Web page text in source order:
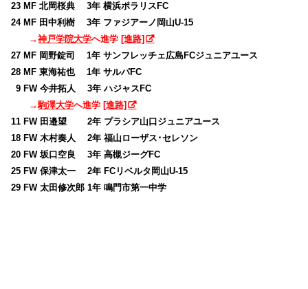
23 MF 北岡桜典 3年 横浜ポラリスFC
24 MF 田中利樹 3年 ファジアーノ岡山U-15
→神戸学院大学へ進学 [進路]
27 MF 岡野錠司 1年 サンフレッチェ広島FCジュニアユース
28 MF 東海祐也 1年 サルパFC
09 FW 今井拓人 3年 ハジャスFC
→駒澤大学へ進学 [進路]
11 FW 田邉望 2年 プラシア山口ジュニアユース
18 FW 木村奏人 2年 福山ローザス･セレソン
20 FW 坂口空良 3年 高槻ジーグFC
25 FW 保津太一 2年 FCリベルタ岡山U-15
29 FW 太田修次郎 1年 鳴門市第一中学